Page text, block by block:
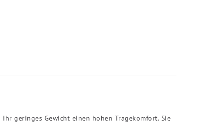
geringes Gewicht einen hohen Tragekomfort. Sie